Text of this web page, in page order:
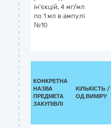
ін'єкцій, 4 мг/мл
по 1 мл в ампулі
№10
КОНКРЕТНА
НАЗВА
ПРЕДМЕТА
ЗАКУПІВЛІ
КІЛЬКІСТЬ /
ОД.ВИМІРУ